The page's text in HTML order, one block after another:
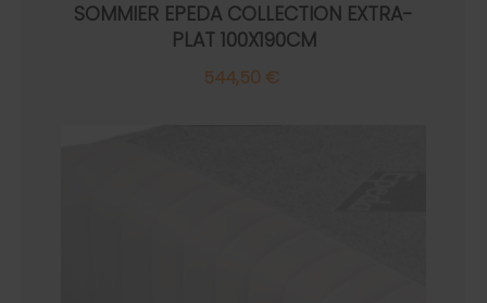
SOMMIER EPEDA COLLECTION EXTRA-
PLAT 100X190CM
544,50 €